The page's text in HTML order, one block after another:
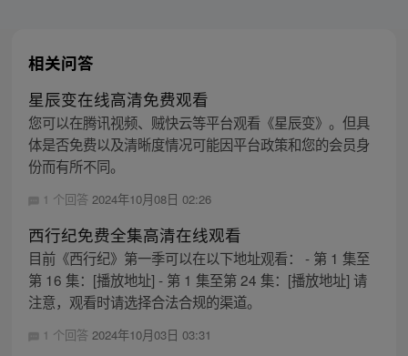
相关问答
星辰变在线高清免费观看
您可以在腾讯视频、贼快云等平台观看《星辰变》。但具
体是否免费以及清晰度情况可能因平台政策和您的会员身
份而有所不同。
1 个回答 2024年10月08日 02:26
西行纪免费全集高清在线观看
目前《西行纪》第一季可以在以下地址观看： - 第 1 集至
第 16 集：[播放地址] - 第 1 集至第 24 集：[播放地址] 请
注意，观看时请选择合法合规的渠道。
1 个回答 2024年10月03日 03:31